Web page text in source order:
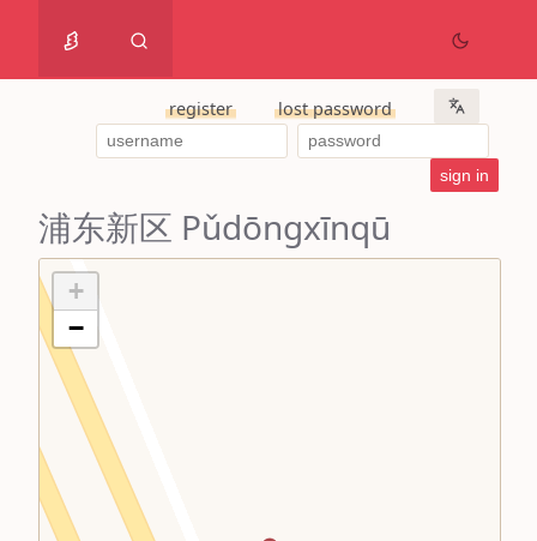
register lost password
浦东新区 Pǔdōngxīnqū
+
−